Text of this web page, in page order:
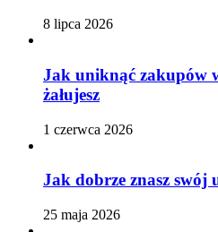
8 lipca 2026
Jak uniknąć zakupów
żałujesz
1 czerwca 2026
Jak dobrze znasz swój
25 maja 2026